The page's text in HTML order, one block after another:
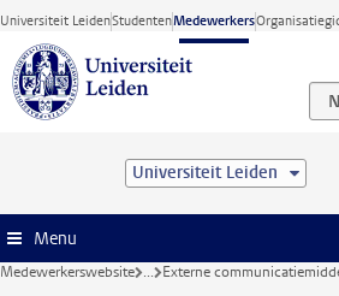
Ga direct naar de inhoud
Universiteit LeidenStudentenMedewerkers
Universiteit Leiden
Menu
Medewerkerswebsite ... Externe